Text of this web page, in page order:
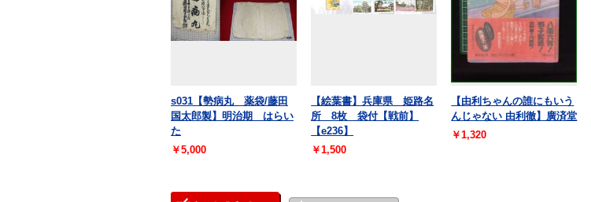
s031【勢病丸 薬袋/藤田
国太郎製】明治期 はらい
た
￥5,000
【絵葉書】兵庫県 姫路名
所 8枚 袋付【戦前】
【e236】
￥1,500
【由利ちゃんの誰にもいう
んじゃない 由利徹】廣済堂
￥1,320